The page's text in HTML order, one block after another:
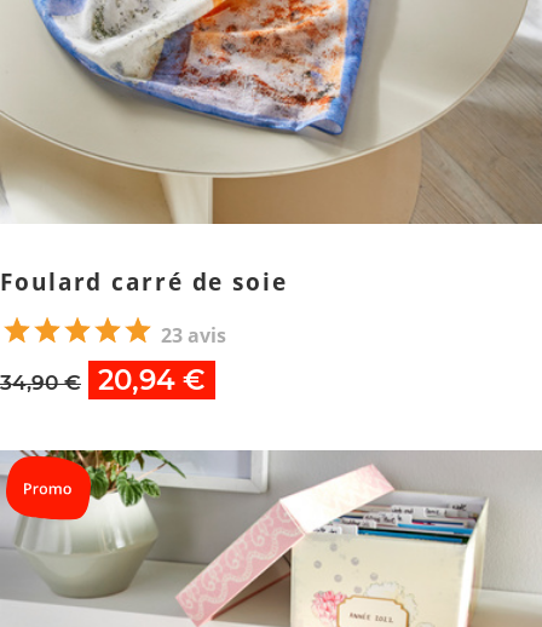
Foulard carré de soie
23 avis
34,90 € 20,94 €